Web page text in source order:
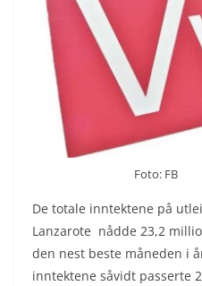
Foto: FB
De totale inntektene på
Lanzarote nådde 23,2
den nest beste måneden i
inntektene såvidt passerte